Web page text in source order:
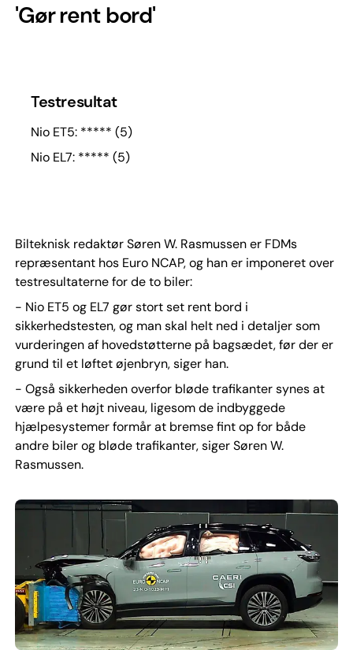
'Gør rent bord'
Testresultat
Nio ET5: ***** (5)
Nio EL7: ***** (5)
Bilteknisk redaktør Søren W. Rasmussen er FDMs
repræsentant hos Euro NCAP, og han er imponeret over
testresultaterne for de to biler:
- Nio ET5 og EL7 gør stort set rent bord i
sikkerhedstesten, og man skal helt ned i detaljer som
vurderingen af hovedstøtterne på bagsædet, før der er
grund til et løftet øjenbryn, siger han.
- Også sikkerheden overfor bløde trafikanter synes at
være på et højt niveau, ligesom de indbyggede
hjælpesystemer formår at bremse fint op for både
andre biler og bløde trafikanter, siger Søren W.
Rasmussen.